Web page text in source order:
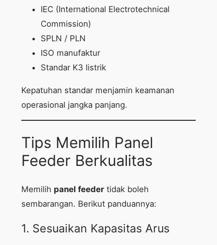
IEC (International Electrotechnical
Commission)
SPLN / PLN
ISO manufaktur
Standar K3 listrik
Kepatuhan standar menjamin keamanan
operasional jangka panjang.
Tips Memilih Panel
Feeder Berkualitas
Memilih panel feedertidak boleh
sembarangan. Berikut panduannya:
1. Sesuaikan Kapasitas Arus